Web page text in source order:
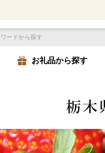
お礼品から探す